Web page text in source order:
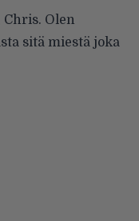
Chris. Olen
sitä miestä joka